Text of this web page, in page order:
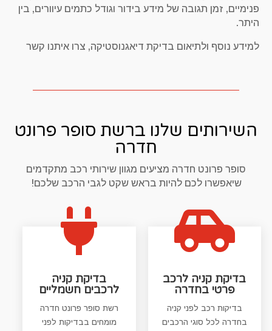
פנימיים, זמן תגובה של מידע בידור וגודל כתמים עיוורים, בין
היתר.
למידע נוסף ולתיאום בדיקת דיאגנוסטיקה, צרו איתנו קשר
השירותים שלנו ברשת סופר פרונט
חדרה
סופר פרונט חדרה מציעים מגוון שירותי רכב מתקדמים
שיאפשרו לכם להיות בראש שקט לגבי הרכב שלכם!

בדיקת קניה
לרכבים חשמליים
רשת סופר פרונט חדרה
מומחים בבדיקות לפני

בדיקת קניה לרכב
פרטי בחדרה
בדיקות רכב לפני קניה
בחדרה לכל סוגי הרכבים